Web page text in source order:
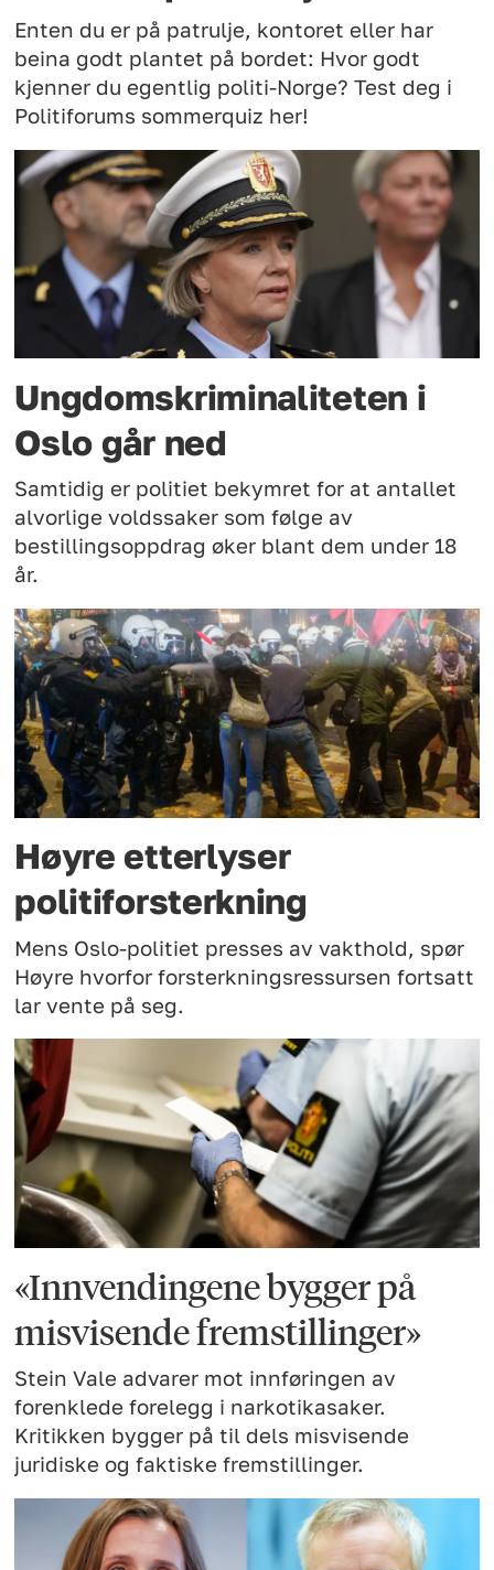
Enten du er på patrulje, kontoret eller har
beina godt plantet på bordet: Hvor godt
kjenner du egentlig politi-Norge? Test deg i
Politiforums sommerquiz her!
Ungdomskriminaliteten i
Oslo går ned
Samtidig er politiet bekymret for at antallet
alvorlige voldssaker som følge av
bestillingsoppdrag øker blant dem under 18
år.
Høyre etterlyser
politiforsterkning
Mens Oslo-politiet presses av vakthold, spør
Høyre hvorfor forsterkningsressursen fortsatt
lar vente på seg.
«Innvendingene bygger på
misvisende fremstillinger»
Stein Vale advarer mot innføringen av
forenklede forelegg i narkotikasaker.
Kritikken bygger på til dels misvisende
juridiske og faktiske fremstillinger.